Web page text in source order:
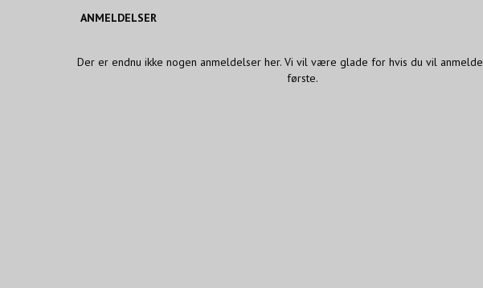
ANMELDELSER
Der er endnu ikke nogen anmeldelser her. Vi vil være glade for hvis du vil
første.